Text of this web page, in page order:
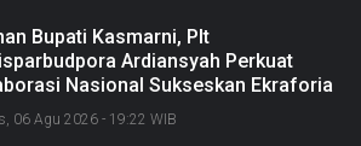
Bupati Kasmarni, Plt
Ardiansyah Perkuat
Nasional Sukseskan Ekraforia
dan Bangun Bengkalis sebagai
Kreatif
06 Agu 2026 - 19:22 WIB